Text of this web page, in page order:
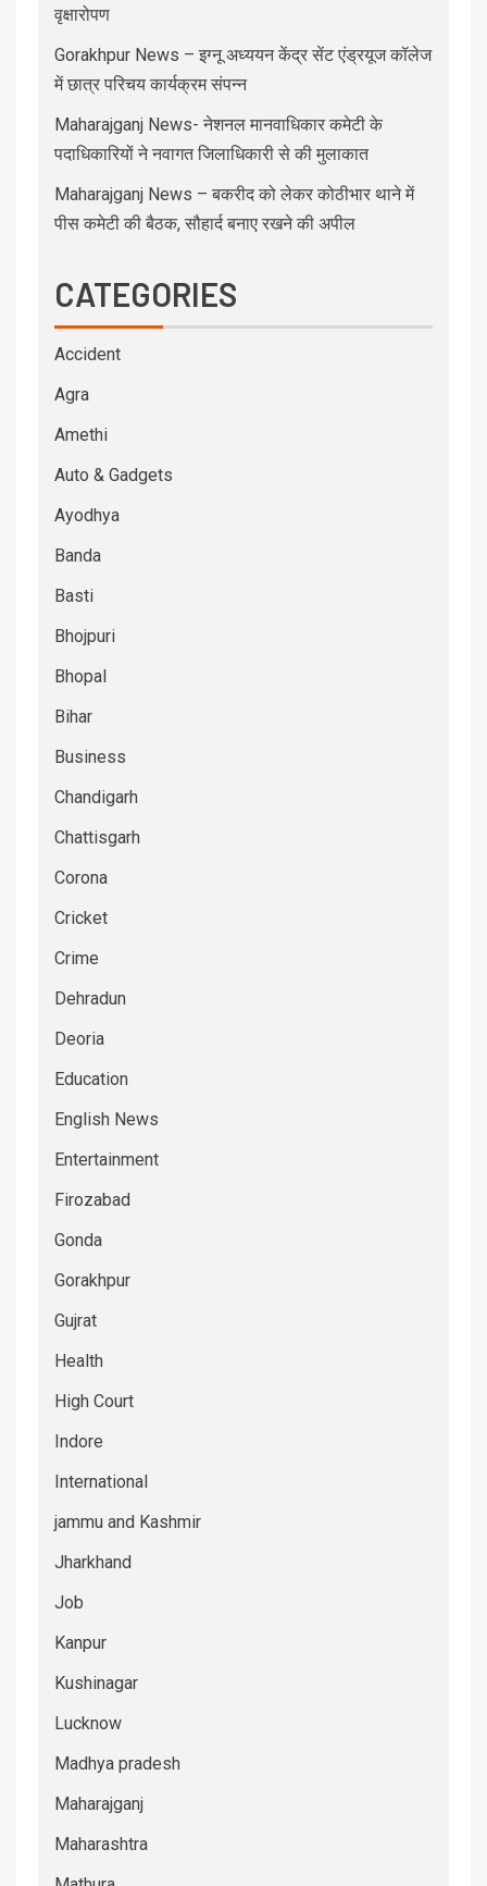
वृक्षारोपण
Gorakhpur News – इग्नू अध्ययन केंद्र सेंट एंड्रयूज कॉलेज
में छात्र परिचय कार्यक्रम संपन्न
Maharajganj News- नेशनल मानवाधिकार कमेटी के
पदाधिकारियों ने नवागत जिलाधिकारी से की मुलाकात
Maharajganj News – बकरीद को लेकर कोठीभार थाने में
पीस कमेटी की बैठक, सौहार्द बनाए रखने की अपील
CATEGORIES
Accident
Agra
Amethi
Auto & Gadgets
Ayodhya
Banda
Basti
Bhojpuri
Bhopal
Bihar
Business
Chandigarh
Chattisgarh
Corona
Cricket
Crime
Dehradun
Deoria
Education
English News
Entertainment
Firozabad
Gonda
Gorakhpur
Gujrat
Health
High Court
Indore
International
jammu and Kashmir
Jharkhand
Job
Kanpur
Kushinagar
Lucknow
Madhya pradesh
Maharajganj
Maharashtra